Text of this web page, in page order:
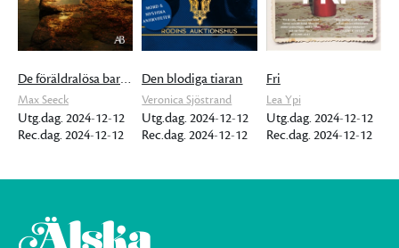
De föräldralösa barnens ö
Max Seeck
Utg.dag. 2024-12-12
Rec.dag. 2024-12-12
Den blodiga tiaran
Veronica Sjöstrand
Utg.dag. 2024-12-12
Rec.dag. 2024-12-12
Fri
Lea Ypi
Utg.dag. 2024-12-12
Rec.dag. 2024-12-12